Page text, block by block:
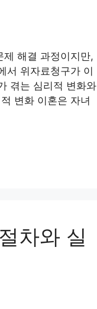
해결 과정이지만,
서 위자료청구가 이
겪는 심리적 변화와
변화 이혼은 자녀
차와 실